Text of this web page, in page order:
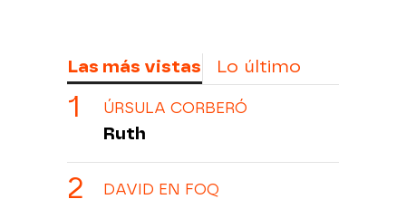
Las más vistas Lo último
ÚRSULA CORBERÓ
Ruth
DAVID EN FOQ